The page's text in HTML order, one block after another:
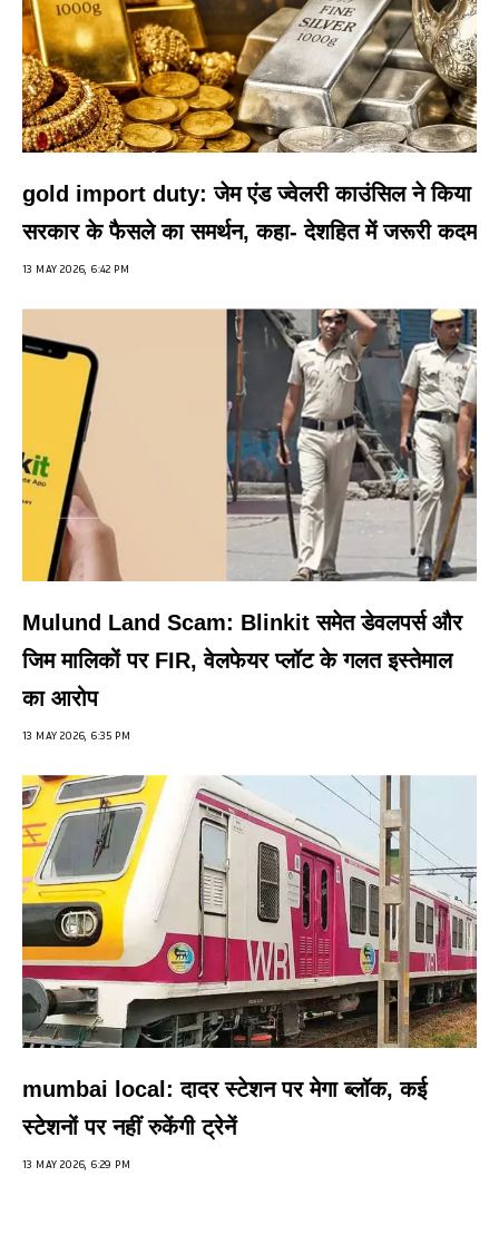
gold import duty: जेम एंड ज्वेलरी काउंसिल ने किया
सरकार के फैसले का समर्थन, कहा- देशहित में जरूरी कदम
13 MAY 2026, 6:42 PM
Mulund Land Scam: Blinkit समेत डेवलपर्स और
जिम मालिकों पर FIR, वेलफेयर प्लॉट के गलत इस्तेमाल
का आरोप
13 MAY 2026, 6:35 PM
mumbai local: दादर स्टेशन पर मेगा ब्लॉक, कई
स्टेशनों पर नहीं रुकेंगी ट्रेनें
13 MAY 2026, 6:29 PM